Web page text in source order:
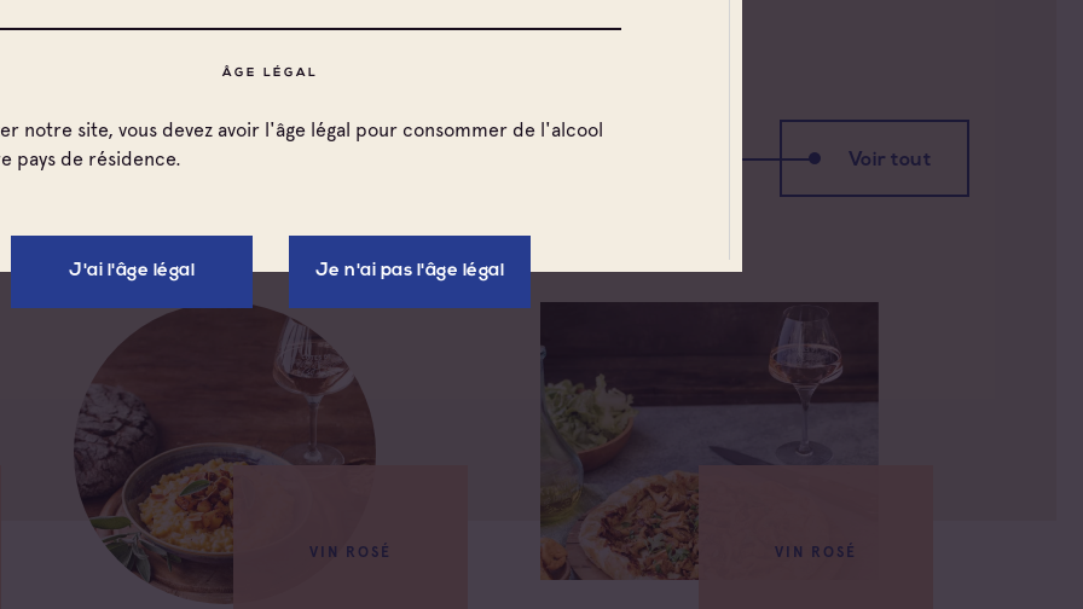
ÂGE LÉGAL
notre site, vous devez avoir l'âge légal pour consommer de l'alcool
pays de résidence.
J'ai l'âge légal Je n'ai pas l'âge légal
Voir tout
VIN ROSÉ VIN ROSÉ